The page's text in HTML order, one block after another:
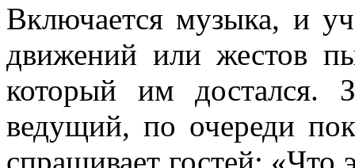
Включается музыка, и
движений или жестов
который им достался.
ведущий, по очереди